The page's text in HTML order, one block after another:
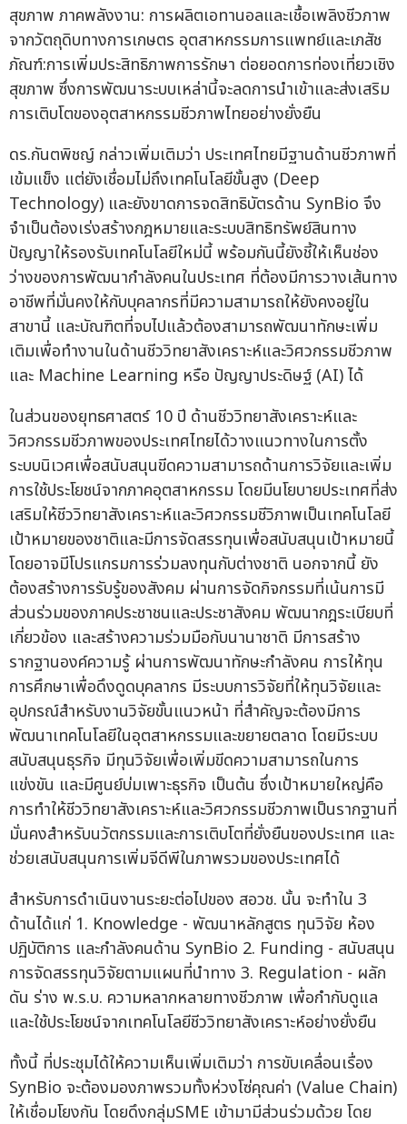
สุขภาพ ภาคพลังงาน: การผลิตเอทานอลและเชื้อเพลิงชีวภาพ
จากวัตถุดิบทางการเกษตร อุตสาหกรรมการแพทย์และเภสัช
ภัณฑ์:การเพิ่มประสิทธิภาพการรักษา ต่อยอดการท่องเที่ยวเชิง
สุขภาพ ซึ่งการพัฒนาระบบเหล่านี้จะลดการนำเข้าและส่งเสริม
การเติบโตของอุตสาหกรรมชีวภาพไทยอย่างยั่งยืน
ดร.กันตพิชญ์ กล่าวเพิ่มเติมว่า ประเทศไทยมีฐานด้านชีวภาพที่
เข้มแข็ง แต่ยังเชื่อมไม่ถึงเทคโนโลยีขั้นสูง (Deep
Technology) และยังขาดการจดสิทธิบัตรด้าน SynBio จึง
จำเป็นต้องเร่งสร้างกฎหมายและระบบสิทธิทรัพย์สินทาง
ปัญญาให้รองรับเทคโนโลยีใหม่นี้ พร้อมกันนี้ยังชี้ให้เห็นช่อง
ว่างของการพัฒนากำลังคนในประเทศ ที่ต้องมีการวางเส้นทาง
อาชีพที่มั่นคงให้กับบุคลากรที่มีความสามารถให้ยังคงอยู่ใน
สาขานี้ และบัณฑิตที่จบไปแล้วต้องสามารถพัฒนาทักษะเพิ่ม
เติมเพื่อทำงานในด้านชีววิทยาสังเคราะห์และวิศวกรรมชีวภาพ
และ Machine Learning หรือ ปัญญาประดิษฐ์ (AI) ได้
ในส่วนของยุทธศาสตร์ 10 ปี ด้านชีววิทยาสังเคราะห์และ
วิศวกรรมชีวภาพของประเทศไทยได้วางแนวทางในการตั้ง
ระบบนิเวศเพื่อสนับสนุนขีดความสามารถด้านการวิจัยและเพิ่ม
การใช้ประโยชน์จากภาคอุตสาหกรรม โดยมีนโยบายประเทศที่ส่ง
เสริมให้ชีววิทยาสังเคราะห์และวิศวกรรมชีวิภาพเป็นเทคโนโลยี
เป้าหมายของชาติและมีการจัดสรรทุนเพื่อสนับสนุนเป้าหมายนี้
โดยอาจมีโปรแกรมการร่วมลงทุนกับต่างชาติ นอกจากนี้ ยัง
ต้องสร้างการรับรู้ของสังคม ผ่านการจัดกิจกรรมที่เน้นการมี
ส่วนร่วมของภาคประชาชนและประชาสังคม พัฒนากฎระเบียบที่
เกี่ยวข้อง และสร้างความร่วมมือกับนานาชาติ มีการสร้าง
รากฐานองค์ความรู้ ผ่านการพัฒนาทักษะกำลังคน การให้ทุน
การศึกษาเพื่อดึงดูดบุคลากร มีระบบการวิจัยที่ให้ทุนวิจัยและ
อุปกรณ์สำหรับงานวิจัยขั้นแนวหน้า ที่สำคัญจะต้องมีการ
พัฒนาเทคโนโลยีในอุตสาหกรรมและขยายตลาด โดยมีระบบ
สนับสนุนธุรกิจ มีทุนวิจัยเพื่อเพิ่มขีดความสามารถในการ
แข่งขัน และมีศูนย์บ่มเพาะธุรกิจ เป็นต้น ซึ่งเป้าหมายใหญ่คือ
การทำให้ชีววิทยาสังเคราะห์และวิศวกรรมชีวภาพเป็นรากฐานที่
มั่นคงสำหรับนวัตกรรมและการเติบโตที่ยั่งยืนของประเทศ และ
ช่วยเสนับสนุนการเพิ่มจีดีพีในภาพรวมของประเทศได้
สำหรับการดำเนินงานระยะต่อไปของ สอวช. นั้น จะทำใน 3
ด้านได้แก่ 1. Knowledge - พัฒนาหลักสูตร ทุนวิจัย ห้อง
ปฏิบัติการ และกำลังคนด้าน SynBio 2. Funding - สนับสนุน
การจัดสรรทุนวิจัยตามแผนที่นำทาง 3. Regulation - ผลัก
ดัน ร่าง พ.ร.บ. ความหลากหลายทางชีวภาพ เพื่อกำกับดูแล
และใช้ประโยชน์จากเทคโนโลยีชีววิทยาสังเคราะห์อย่างยั่งยืน
ทั้งนี้ ที่ประชุมได้ให้ความเห็นเพิ่มเติมว่า การขับเคลื่อนเรื่อง
SynBio จะต้องมองภาพรวมทั้งห่วงโซ่คุณค่า (Value Chain)
ให้เชื่อมโยงกัน โดยดึงกลุ่มSME เข้ามามีส่วนร่วมด้วย โดย